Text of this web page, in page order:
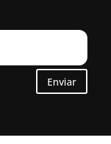
Enviar